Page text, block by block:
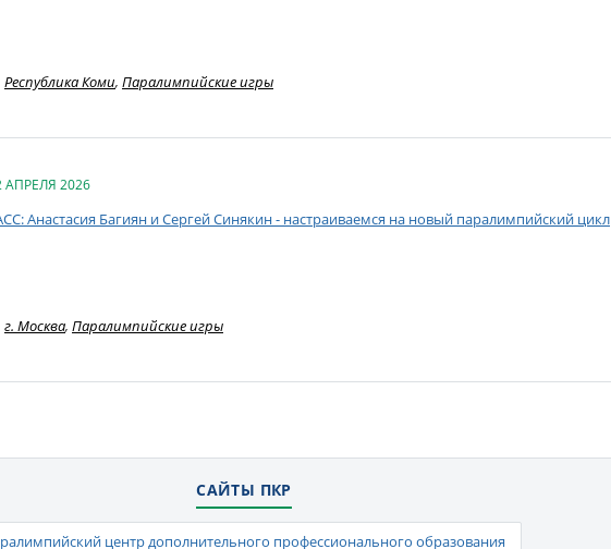
Республика Коми, Паралимпийские игры
АПРЕЛЯ 2026
Анастасия Багиян и Сергей Синякин - настраиваемся на новый паралимпийский цикл
г. Москва, Паралимпийские игры
САЙТЫ ПКР
центр дополнительного профессионального образования